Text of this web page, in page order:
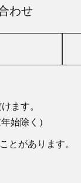
わせ
ます。
年始除く）
とがあります。